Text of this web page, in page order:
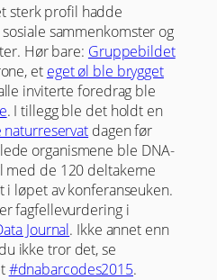
sterk profil hadde
sammenkomster og
Hør bare: Gruppebildet
et eget øl ble brygget
inviterte foredrag ble
. I tillegg ble det holdt en
dagen før
organismene ble DNA-
med de 120 deltakerne
løpet av konferanseuken.
fagfellevurdering i
Journal. Ikke annet enn
ikke tror det, se
#dnabarcodes2015.